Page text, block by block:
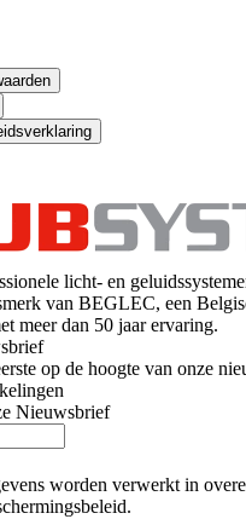
licht- en
van BEGLEC, een
meer dan 50 jaar ervaring.
op de hoogte van onze
Nieuwsbrief
worden verwerkt in